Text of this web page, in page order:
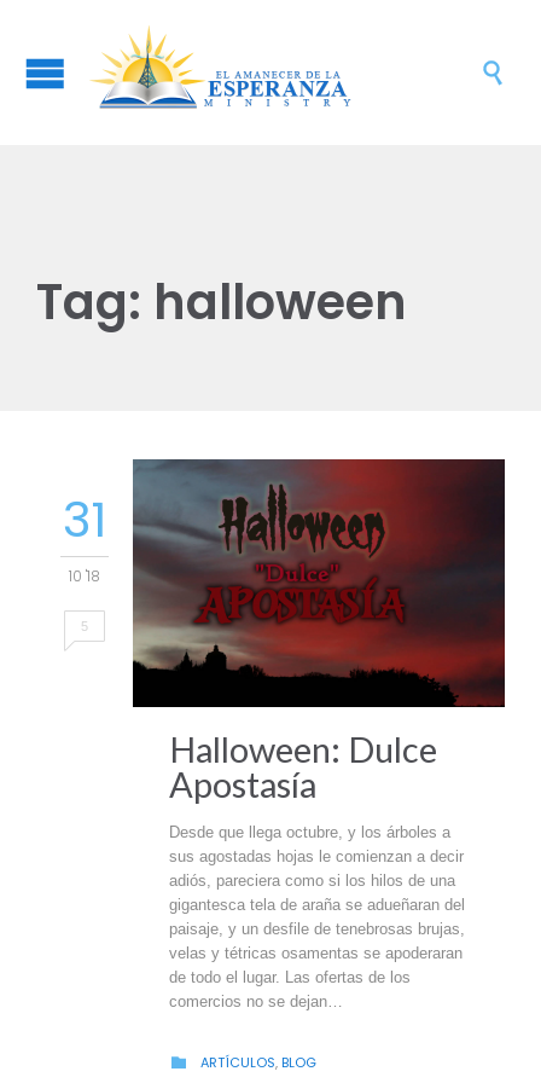

Tag: halloween
31
10 '18
5
Halloween: Dulce
Apostasía
Desde que llega octubre, y los árboles a
sus agostadas hojas le comienzan a decir
adiós, pareciera como si los hilos de una
gigantesca tela de araña se adueñaran del
paisaje, y un desfile de tenebrosas brujas,
velas y tétricas osamentas se apoderaran
de todo el lugar. Las ofertas de los
comercios no se dejan…
 CATEGORY
ARTÍCULOS, BLOG